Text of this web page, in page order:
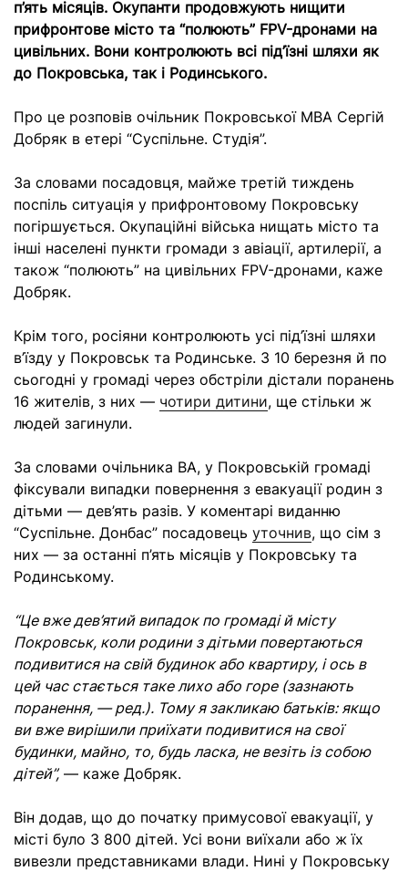
п’ять місяців. Окупанти продовжують нищити
прифронтове місто та “полюють” FPV-дронами на
цивільних. Вони контролюють всі під’їзні шляхи як
до Покровська, так і Родинського.
Про це розповів очільник Покровської МВА Сергій
Добряк в етері “Суспільне. Студія”.
За словами посадовця, майже третій тиждень
поспіль ситуація у прифронтовому Покровську
погіршується. Окупаційні війська нищать місто та
інші населені пункти громади з авіації, артилерії, а
також “полюють” на цивільних FPV-дронами, каже
Добряк.
Крім того, росіяни контролюють усі під’їзні шляхи
в’їзду у Покровськ та Родинське. З 10 березня й по
сьогодні у громаді через обстріли дістали поранень
16 жителів, з них — чотири дитини, ще стільки ж
людей загинули.
За словами очільника ВА, у Покровській громаді
фіксували випадки повернення з евакуації родин з
дітьми — дев’ять разів. У коментарі виданню
“Суспільне. Донбас” посадовець уточнив, що сім з
них — за останні п’ять місяців у Покровську та
Родинському.
“Це вже дев’ятий випадок по громаді й місту
Покровськ, коли родини з дітьми повертаються
подивитися на свій будинок або квартиру, і ось в
цей час стається таке лихо або горе (зазнають
поранення, — ред.). Тому я закликаю батьків: якщо
ви вже вирішили приїхати подивитися на свої
будинки, майно, то, будь ласка, не везіть із собою
дітей”, — каже Добряк.
Він додав, що до початку примусової евакуації, у
місті було 3 800 дітей. Усі вони виїхали або ж їх
вивезли представниками влади. Нині у Покровську